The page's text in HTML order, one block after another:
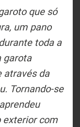
que só
um pano
toda a
garota
através da
Tornando-se
exterior com